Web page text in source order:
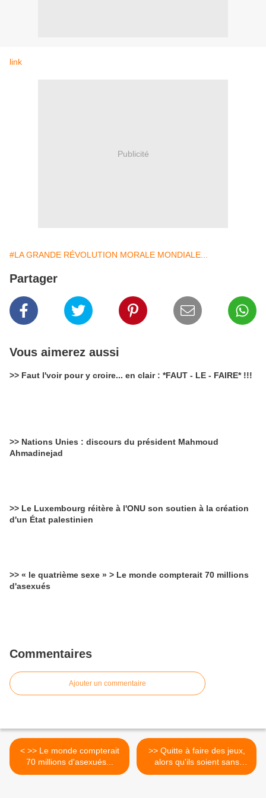
link
Publicité
#LA GRANDE RÉVOLUTION MORALE MONDIALE...
Partager
Vous aimerez aussi
>> Faut l'voir pour y croire... en clair : *FAUT - LE - FAIRE* !!!
>> Nations Unies : discours du président Mahmoud
Ahmadinejad
>> Le Luxembourg réitère à l'ONU son soutien à la création
d'un État palestinien
>> « le quatrième sexe » > Le monde compterait 70 millions
d'asexués
Commentaires
Ajouter un commentaire
< >> Le monde compterait
70 millions d'asexués...
>> Quitte à faire des jeux,
alors qu'ils soient sans
drapeaux, que tous les